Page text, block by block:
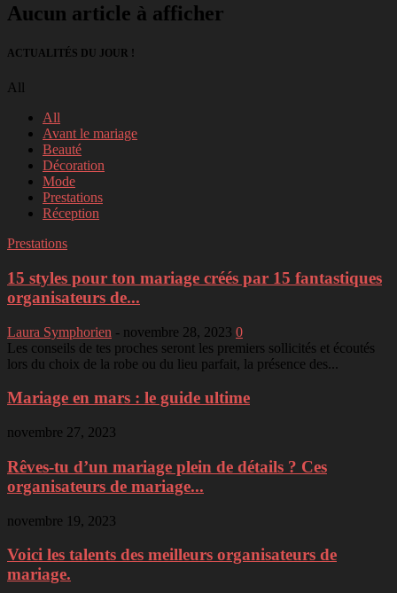
Aucun article à afficher
ACTUALITÉS DU JOUR !
All
All
Avant le mariage
Beauté
Décoration
Mode
Prestations
Réception
Prestations
15 styles pour ton mariage créés par 15 fantastiques
organisateurs de...
Laura Symphorien - novembre 28, 2023 0
Les conseils de tes proches seront les premiers sollicités et écoutés
lors du choix de la robe ou du lieu parfait, la présence des...
Mariage en mars : le guide ultime
novembre 27, 2023
Rêves-tu d’un mariage plein de détails ? Ces
organisateurs de mariage...
novembre 19, 2023
Voici les talents des meilleurs organisateurs de
mariage.